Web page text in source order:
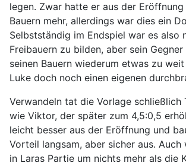
legen. Zwar hatte er aus der Eröffnung
Bauern mehr, allerdings war dies ein
Selbstständig im Endspiel war es also
Freibauern zu bilden, aber sein
seinen Bauern wiederum etwas zu
Luke doch noch einen eigenen
Verwandeln tat die Vorlage schließlich
wie Viktor, der später zum 4,5:0,5
leicht besser aus der Eröffnung und
Vorteil langsam, aber sicher aus. Auch
in Laras Partie um nichts mehr als die